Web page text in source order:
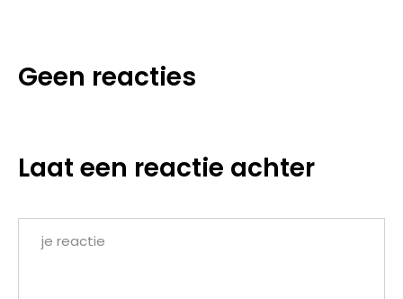
Geen reacties
Laat een reactie achter